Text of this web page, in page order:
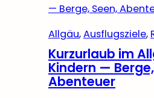
Allgäu, Ausflugsziele,
Kurzurlaub im
Kindern —
Abenteuer